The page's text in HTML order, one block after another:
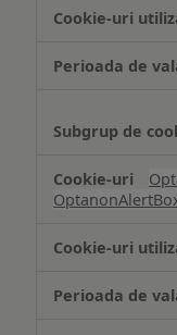
necesare